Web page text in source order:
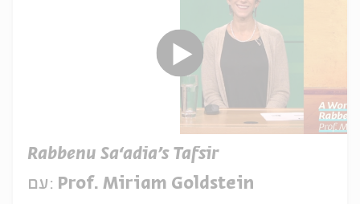
Rabbenu Sa‘adia’s Tafsir
עם: Prof. Miriam Goldstein